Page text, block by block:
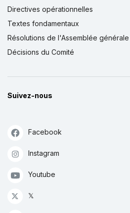
Directives opérationnelles
Textes fondamentaux
Résolutions de l'Assemblée générale
Décisions du Comité
Suivez-nous
Facebook
Instagram
Youtube
𝕏